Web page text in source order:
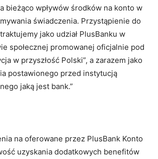
bieżąco wpływów środków na konto w
świadczenia. Przystąpienie do
jako udział PlusBanku w
społecznej promowanej oficjalnie pod
w przyszłość Polski”, a zarazem jako
postawionego przed instytucją
jaką jest bank.”
na oferowane przez PlusBank Konto
uzyskania dodatkowych benefitów